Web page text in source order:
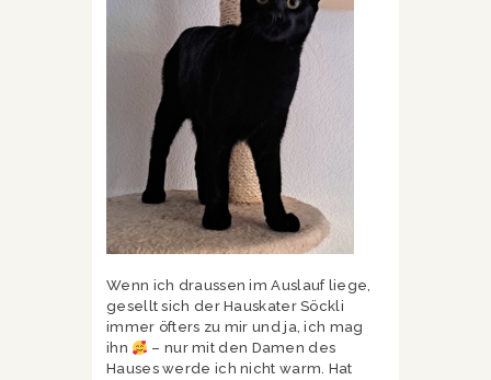
Wenn ich draussen im Auslauf liege,
gesellt sich der Hauskater Söckli
immer öfters zu mir und ja, ich mag
ihn
– nur mit den Damen des
Hauses werde ich nicht warm. Hat